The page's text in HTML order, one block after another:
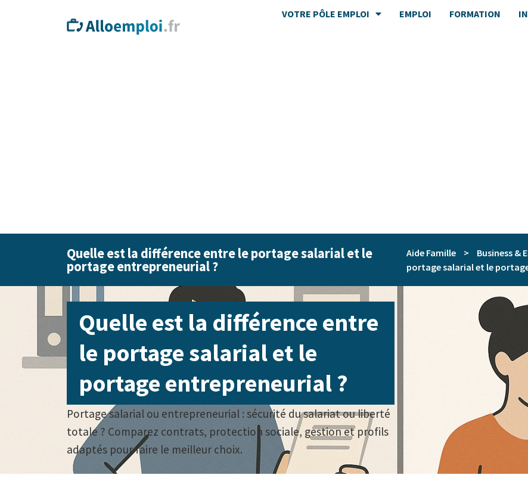
VOTRE PÔLE EMPLOI EMPLOI FORMATION
Quelle est la différence entre le portage salarial et le
portage entrepreneurial ?
Aide Famille > Business &
portage salarial et le
Quelle est la différence entre
le portage salarial et le
portage entrepreneurial ?
Portage salarial ou entrepreneurial : sécurité du salariat ou liberté
totale ? Comparez contrats, protection sociale, gestion et profils
adaptés pour faire le meilleur choix.